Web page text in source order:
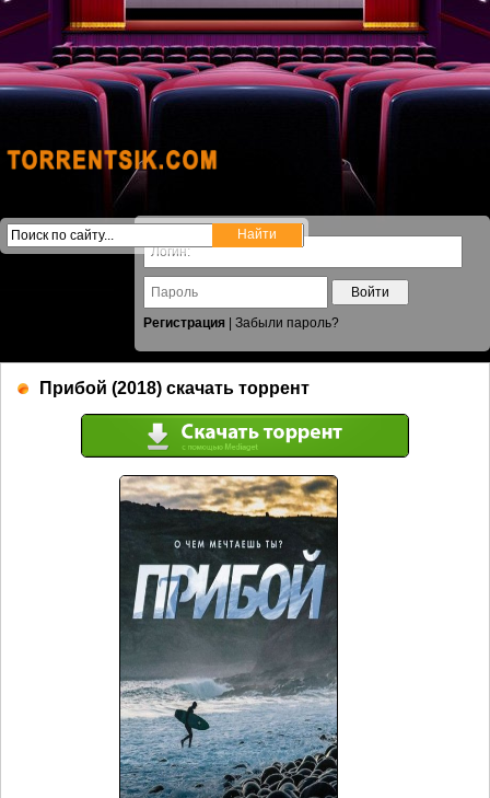
Войти
Регистрация
Забыли пароль?
Прибой (2018) скачать торрент